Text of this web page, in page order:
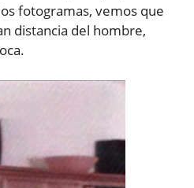
fotogramas, vemos que
distancia del hombre,